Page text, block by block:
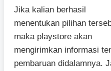
Jika kalian berhasil
menentukan pilihan
maka playstore akan
mengirimkan informasi
pembaruan didalamnya.